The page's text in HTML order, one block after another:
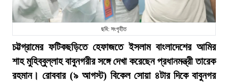
ছবি: সংগৃহীত
চট্টগ্রামের ফটিকছড়িতে হেফাজতে ইসলাম বাংলাদেশের আমির
শাহ মুহিব্বুল্লাহ বাবুনগরীর সঙ্গে দেখা করেছেন প্রধানমন্ত্রী তারেক
রহমান। রোববার (৯ আগস্ট) বিকেল সোয়া ৪টার দিকে বাবুনগর